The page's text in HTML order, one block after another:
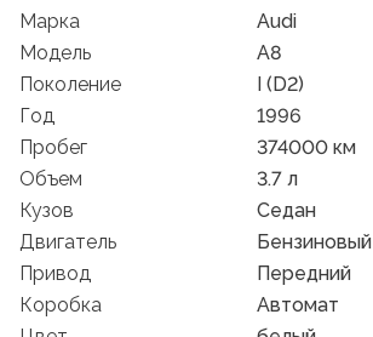
Марка
Audi
Модель
A8
Поколение
I (D2)
Год
1996
Пробег
374000 км
Объем
3.7 л
Кузов
Седан
Двигатель
Бензиновый
Привод
Передний
Коробка
Автомат